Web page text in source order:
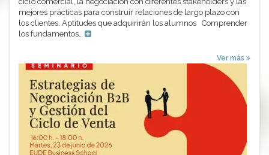
mejores prácticas para construir relaciones de largo plazo con
los clientes. Aptitudes que adquirirán los alumnos Comprender
los fundamentos…
Ver más